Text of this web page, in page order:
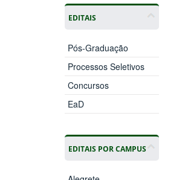
EDITAIS
Pós-Graduação
Processos Seletivos
Concursos
EaD
EDITAIS POR CAMPUS